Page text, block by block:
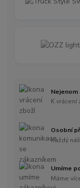
Nejenom
K
Osobní
Každý
Umíme
Máme